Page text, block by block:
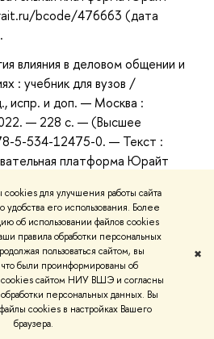
для улучшения работы сайта
его использования. Более
об использовании файлов cookies
правила обработки персональных
пользоваться сайтом, вы
были проинформированы об
cookies сайтом НИУ ВШЭ и согласны
персональных данных. Вы
cookies в настройках Вашего
браузера.
✖
bcode/476663 (дата
влияния в деловом общении и
: учебник для вузов /
испр. и доп. — Москва :
— 228 с. — (Высшее
5-534-12475-0. — Текст :
платформа Юрайт
влияния в деловом общении и
: учебник для вузов /
испр. и доп. — Москва :
— 228 с. — (Высшее
5-534-12475-0. — Текст :
платформа Юрайт